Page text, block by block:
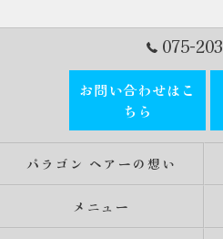
075-
お問い合わせはこ
ちら
パラゴン ヘアーの想い
メニュー